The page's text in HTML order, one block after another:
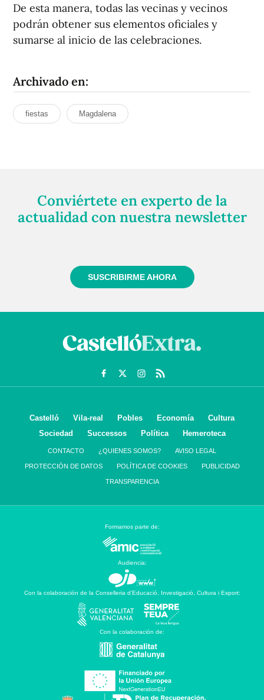
De esta manera, todas las vecinas y vecinos
podrán obtener sus elementos oficiales y
sumarse al inicio de las celebraciones.
Archivado en:
fiestas Magdalena
Conviértete en experto de la
actualidad con nuestra newsletter
SUSCRIBIRME AHORA
Castelló Vila-real Pobles Economía
Cultura
Sociedad
Successos Política Hemeroteca
CONTACTO ¿QUIENES SOMOS? AVISO LEGAL
PROTECCIÓN DE DATOS POLÍTICA DE COOKIES PUBLICIDAD
TRANSPARENCIA
Formamos parte de:
Audiencia:
Con la colaboración de la Conselleria d’Educació, Investigació, Cultura i Esport:
Con la colaboración de: